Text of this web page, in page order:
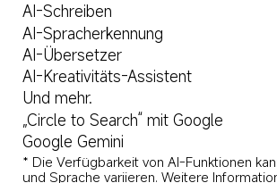
AI-Schreiben
AI-Spracherkennung
AI-Übersetzer
AI-Kreativitäts-Assistent
Und mehr.
„Circle to Search“ mit Google
Google Gemini
* Die Verfügbarkeit von AI-Funktionen
und Sprache variieren. Weitere